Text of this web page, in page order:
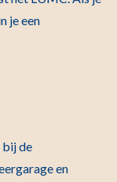
je een
bij de
en